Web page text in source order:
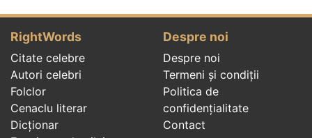
RightWords
Citate celebre
Autori celebri
Folclor
Cenaclu literar
Dicționar
Despre noi
Despre noi
Termeni și condiții
Politica de
confidenţialitate
Contact